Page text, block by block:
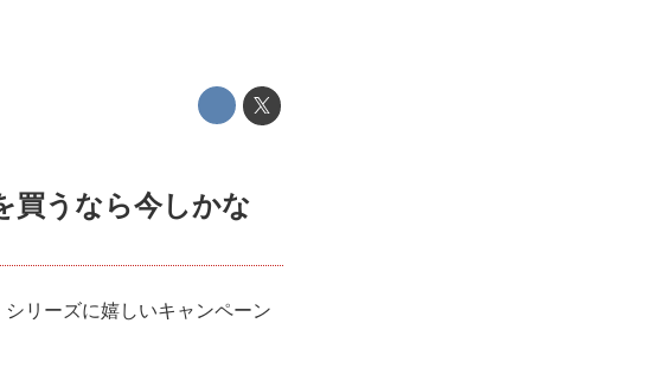
買うなら今しかな
リーズに嬉しいキャンペーン